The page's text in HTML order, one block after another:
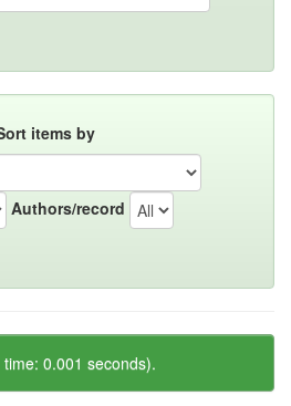
items by
Authors/record
0.001 seconds).